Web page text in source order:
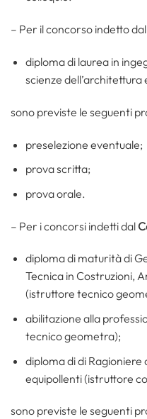
– Per il concorso indetto dal
diploma di laurea in
scienze dell’architettura
sono previste le seguenti
preselezione eventuale;
prova scritta;
prova orale.
– Per i concorsi indetti dal
diploma di maturità di
Tecnica in Costruzioni,
(istruttore tecnico
abilitazione alla
tecnico geometra);
diploma di di
equipollenti (istruttore
sono previste le seguenti